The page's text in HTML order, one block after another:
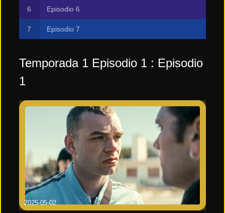
Episodio 6
Episodio 7
Temporada 1 Episodio 1 : Episodio
1
2025-05-02